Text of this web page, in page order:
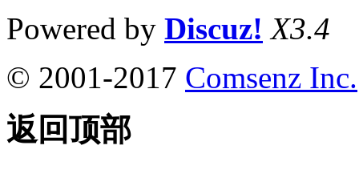
Powered by Discuz! X3.4
© 2001-2017 Comsenz Inc.
返回顶部